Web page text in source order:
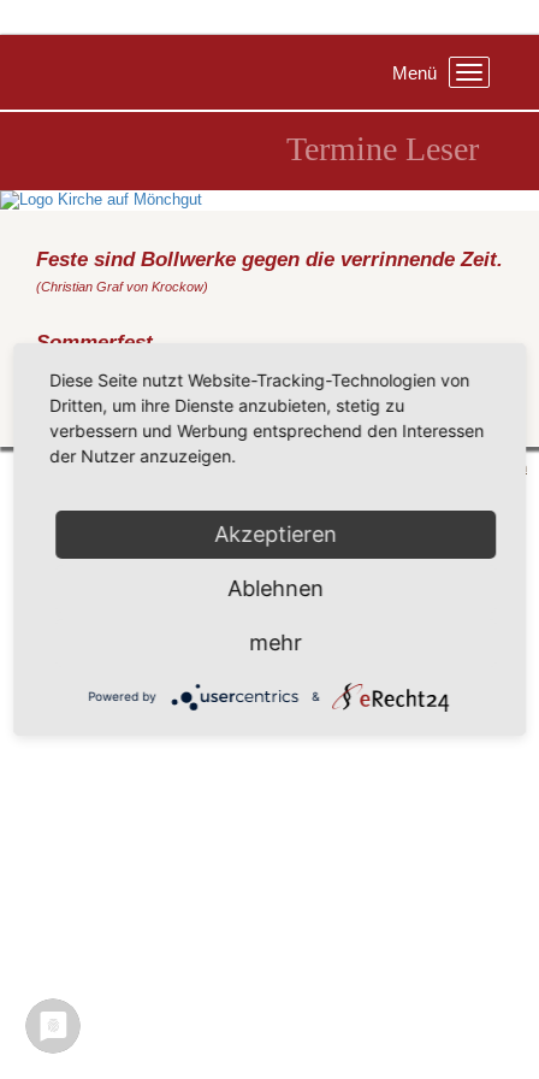
Toggle
Menü
Termine Leser
Feste sind Bollwerke gegen die verrinnende Zeit.
(Christian Graf von Krockow)
Sommerfest
Zicker
Zurück
Mönchgut 2026 |Impressum|Datenschutzerklärung vicon
Diese Seite nutzt Website-Tracking-Technologien von
Dritten, um ihre Dienste anzubieten, stetig zu
verbessern und Werbung entsprechend den Interessen
der Nutzer anzuzeigen.
Akzeptieren
Ablehnen
mehr
Powered by &